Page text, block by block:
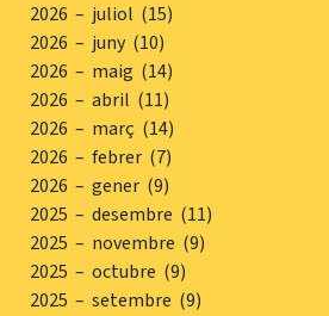
2026 – juliol (15)
2026 – juny (10)
2026 – maig (14)
2026 – abril (11)
2026 – març (14)
2026 – febrer (7)
2026 – gener (9)
2025 – desembre (11)
2025 – novembre (9)
2025 – octubre (9)
2025 – setembre (9)